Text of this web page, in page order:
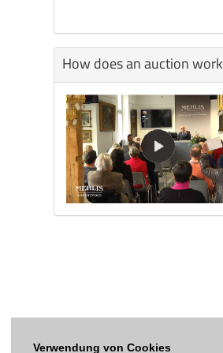
Verwendung von Cookies
How does an auction work